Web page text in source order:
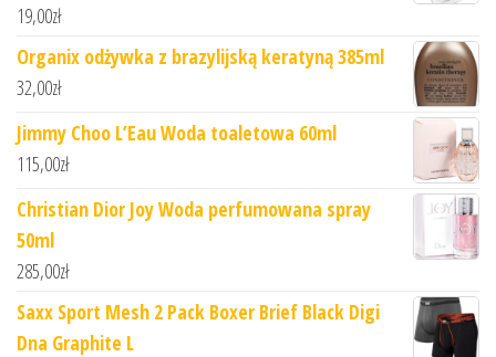
19,00zł
Organix odżywka z brazylijską keratyną 385ml
32,00zł
Jimmy Choo L’Eau Woda toaletowa 60ml
115,00zł
Christian Dior Joy Woda perfumowana spray
50ml
285,00zł
Saxx Sport Mesh 2 Pack Boxer Brief Black Digi
Dna Graphite L